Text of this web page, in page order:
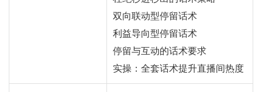
双向联动型停留话术
利益导向型停留话术
停留与互动的话术要求
实操：全套话术提升直播间热度